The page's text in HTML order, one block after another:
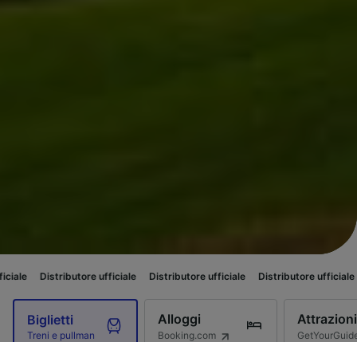
ufficiale Distributore ufficiale Distributore ufficiale
Biglietti
Treni e pullman
Alloggi
Booking.com
Attrazioni